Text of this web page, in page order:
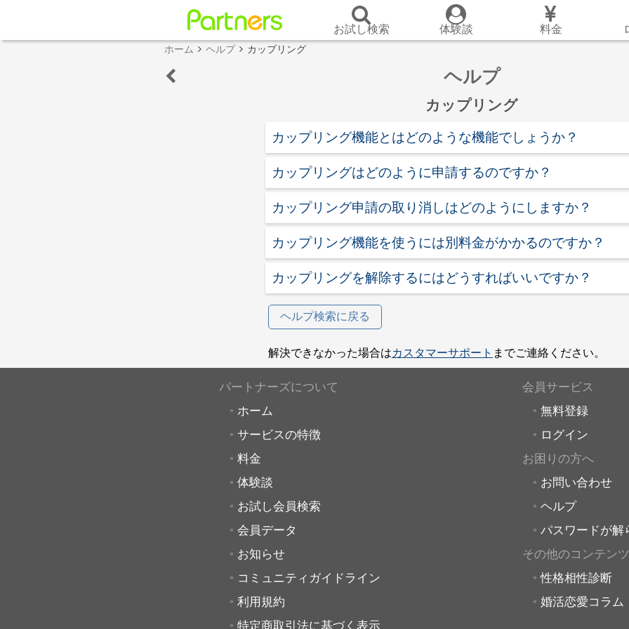
お試し検索 体験談 料金
ホーム ヘルプ カップリング
ヘルプ
カップリング
カップリング機能とはどのような機能でしょうか？
カップリングはどのように申請するのですか？
カップリング申請の取り消しはどのようにしますか？
カップリング機能を使うには別料金がかかるのですか？
カップリングを解除するにはどうすればいいですか？
ヘルプ検索に戻る
解決できなかった場合はカスタマーサポート までご連絡ください。
パートナーズについて
ホーム
サービスの特徴
料金
体験談
お試し会員検索
会員データ
お知らせ
コミュニティガイドライン
利用規約
特定商取引法に基づく表示
会員サービス
無料登録
ログイン
お困りの方へ
お問い合わせ
ヘルプ
パスワードが解
その他のコンテンツ
性格相性診断
婚活恋愛コラム